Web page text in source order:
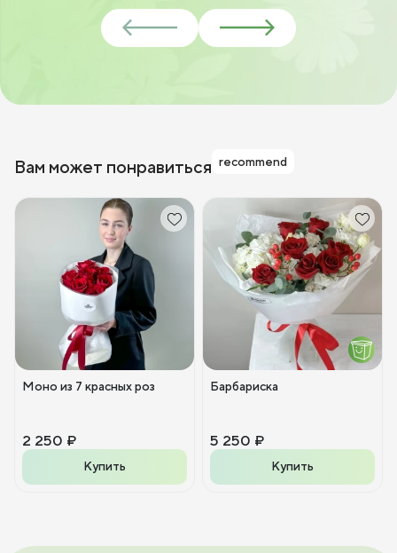
Вам может понравиться recommend
Моно из 7 красных роз
2 250 ₽
Купить
Барбариска
5 250 ₽
Купить